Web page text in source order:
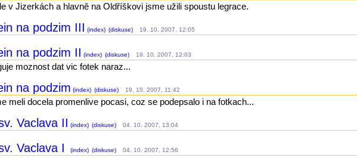
v Jizerkách a hlavně na Oldříškovi jsme užili spoustu legrace.
na podzim III (index) (diskuse) 19. 10. 2007, 12:05
na podzim II (index) (diskuse) 19. 10. 2007, 12:03
moznost dat vic fotek naraz...
na podzim (index) (diskuse) 19. 10. 2007, 11:42
meli docela promenlive pocasi, coz se podepsalo i na fotkach...
Vaclava II (index) (diskuse) 04. 10. 2007, 13:04
Vaclava I (index) (diskuse) 04. 10. 2007, 12:56